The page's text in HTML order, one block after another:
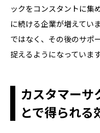
ックをコンスタントに集
に続ける企業が増えてい
ではなく、その後のサポ
捉えるようになっています
カスタマーサ
とで得られる